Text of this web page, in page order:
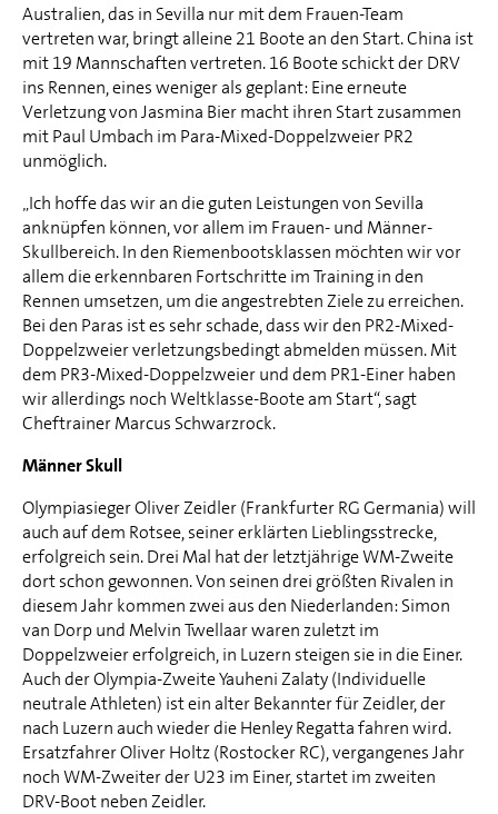
Australien, das in Sevilla nur mit dem Frauen-Team
vertreten war, bringt alleine 21 Boote an den Start. China ist
mit 19 Mannschaften vertreten. 16 Boote schickt der DRV
ins Rennen, eines weniger als geplant: Eine erneute
Verletzung von Jasmina Bier macht ihren Start zusammen
mit Paul Umbach im Para-Mixed-Doppelzweier PR2
unmöglich.
„Ich hoffe das wir an die guten Leistungen von Sevilla
anknüpfen können, vor allem im Frauen- und Männer-
Skullbereich. In den Riemenbootsklassen möchten wir vor
allem die erkennbaren Fortschritte im Training in den
Rennen umsetzen, um die angestrebten Ziele zu erreichen.
Bei den Paras ist es sehr schade, dass wir den PR2-Mixed-
Doppelzweier verletzungsbedingt abmelden müssen. Mit
dem PR3-Mixed-Doppelzweier und dem PR1-Einer haben
wir allerdings noch Weltklasse-Boote am Start“, sagt
Cheftrainer Marcus Schwarzrock.
Männer Skull
Olympiasieger Oliver Zeidler (Frankfurter RG Germania) will
auch auf dem Rotsee, seiner erklärten Lieblingsstrecke,
erfolgreich sein. Drei Mal hat der letztjährige WM-Zweite
dort schon gewonnen. Von seinen drei größten Rivalen in
diesem Jahr kommen zwei aus den Niederlanden: Simon
van Dorp und Melvin Twellaar waren zuletzt im
Doppelzweier erfolgreich, in Luzern steigen sie in die Einer.
Auch der Olympia-Zweite Yauheni Zalaty (Individuelle
neutrale Athleten) ist ein alter Bekannter für Zeidler, der
nach Luzern auch wieder die Henley Regatta fahren wird.
Ersatzfahrer Oliver Holtz (Rostocker RC), vergangenes Jahr
noch WM-Zweiter der U23 im Einer, startet im zweiten
DRV-Boot neben Zeidler.